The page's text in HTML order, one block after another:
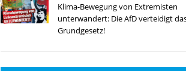
Klima-Bewegung von Extremisten
unterwandert: Die AfD verteidigt
Grundgesetz!